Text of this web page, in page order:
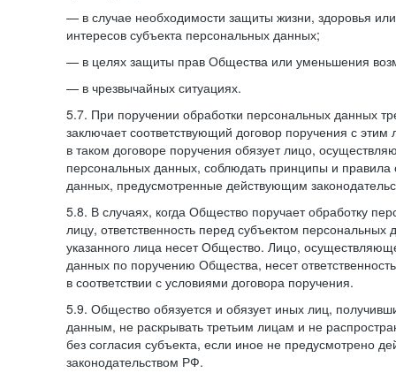
— в случае необходимости защиты жизни, здоровья
интересов субъекта персональных данных;
— в целях защиты прав Общества или уменьшения
— в чрезвычайных ситуациях.
5.7. При поручении обработки персональных данных
заключает соответствующий договор поручения с
в таком договоре поручения обязует лицо,
персональных данных, соблюдать принципы и правила
данных, предусмотренные действующим
5.8. В случаях, когда Общество поручает обработку
лицу, ответственность перед субъектом персональных
указанного лица несет Общество. Лицо,
данных по поручению Общества, несет
в соответствии с условиями договора поручения.
5.9. Общество обязуется и обязует иных лиц,
данным, не раскрывать третьим лицам и не
без согласия субъекта, если иное не предусмотрено
законодательством РФ.